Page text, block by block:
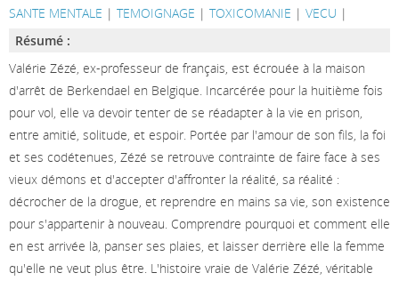
SANTE MENTALE | TEMOIGNAGE | TOXICOMANIE | VECU |
Résumé :
Valérie Zézé, ex-professeur de français, est écrouée à la maison
d'arrêt de Berkendael en Belgique. Incarcérée pour la huitième fois
pour vol, elle va devoir tenter de se réadapter à la vie en prison,
entre amitié, solitude, et espoir. Portée par l'amour de son fils, la foi
et ses codétenues, Zézé se retrouve contrainte de faire face à ses
vieux démons et d'accepter d'affronter la réalité, sa réalité :
décrocher de la drogue, et reprendre en mains sa vie, son existence
pour s'appartenir à nouveau. Comprendre pourquoi et comment elle
en est arrivée là, panser ses plaies, et laisser derrière elle la femme
qu'elle ne veut plus être. L'histoire vraie de Valérie Zézé, véritable